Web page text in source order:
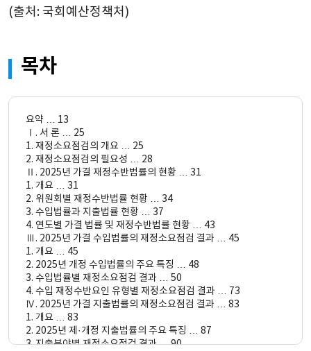
(출처: 국회예산정책처)
목차
요약 … 13
Ⅰ. 서 론 … 25
1. 재정소요점검의 개요 … 25
2. 재정소요점검의 필요성 … 28
Ⅱ. 2025년 가결 재정수반법률의 현황 … 31
1. 개요 … 31
2. 위원회별 재정수반법률 현황 … 34
3. 수입법률과 지출법률 현황 … 37
4. 연도별 가결 법률 및 재정수반법률 현황 … 43
Ⅲ. 2025년 가결 수입법률의 재정소요점검 결과 … 45
1. 개요 … 45
2. 2025년 개정 수입법률의 주요 특징 … 48
3. 수입법률별 재정소요점검 결과 … 50
4. 수입 재정수반요인 유형별 재정소요점검 결과 … 73
Ⅳ. 2025년 가결 지출법률의 재정소요점검 결과 … 83
1. 개요 … 83
2. 2025년 제·개정 지출법률의 주요 특징 … 87
3. 지출분야별 재정소요점검 결과 … 90